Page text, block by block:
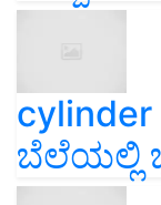
ಬೆಲೆಯಲ್ಲಿ